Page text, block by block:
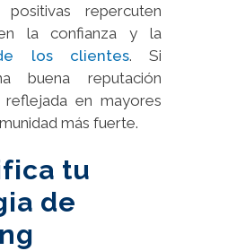
repercuten
la confianza y la
los clientes. Si
buena reputación
en mayores
más fuerte.
tu
de